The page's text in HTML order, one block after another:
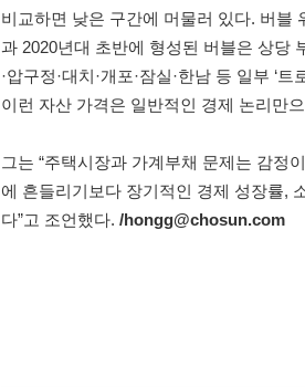
비교하면 낮은 구간에 머물러 있다. 버블
과 2020년대 초반에 형성된 버블은 상당
·압구정·대치·개포·잠실·한남 등 일부 ‘
이런 자산 가격은 일반적인 경제 논리만
그는 “주택시장과 가계부채 문제는 감정
에 흔들리기보다 장기적인 경제 성장률,
다”고 조언했다. /hongg@chosun.com